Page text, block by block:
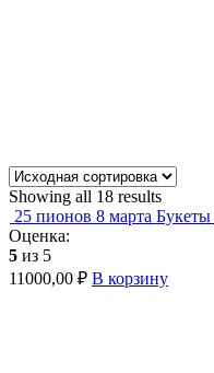
Showing all 18 results
25 пионов 8 марта Букеты
Оценка:
5 из 5
11000,00 ₽ В корзину